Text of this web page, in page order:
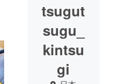
tsugut
sugu_
kintsu
gi